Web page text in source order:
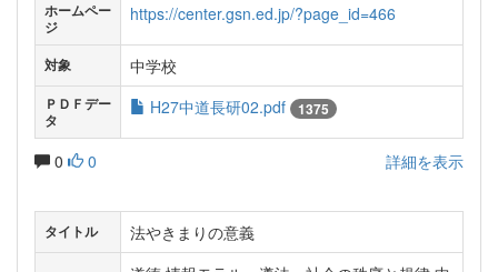
ホームペー
ジ
https://center.gsn.ed.jp/?page_id=466
対象 中学校
ＰＤＦデー
タ
H27中道長研02.pdf 1375
0 0 詳細を表示
タイトル 法やきまりの意義